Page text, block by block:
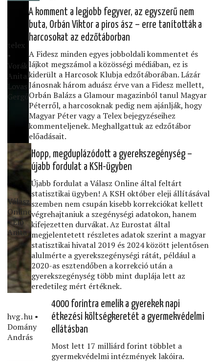
telex
•
Vorák
Anita,
Lovas
Gergő
A komment a legjobb fegyver, az egyszerű nem
buta, Orbán Viktor a piros ász – erre tanították a
harcosokat az edzőtáborban
A Fidesz minden egyes jobboldali kommentet és
lájkot megszámol a közösségi médiában, ez is
kiderült a Harcosok Klubja edzőtáborában. Lázár
Jánosnak három aduász érve van a Fidesz mellett,
Orbán Balázs a Glamour magazinból tanul Magyar
Péterről, a harcosoknak pedig nem ajánlják, hogy
Magyar Péter vagy a Telex bejegyzéseihez
kommenteljenek. Meghallgattuk az edzőtábor
előadásait.
Válasz
Online
• Élő
Anita
Hopp, megduplázódott a gyerekszegénység –
újabb fordulat a KSH-ügyben
Újabb fordulat a Válasz Online által feltárt
statisztikai ügyben! A KSH október eleji állításával
szemben nem csupán kisebb korrekciókat kellett
végrehajtaniuk a szegénységi adatokon, hanem
kifejezetten durvákat. Az Eurostat által
megjelentetett részletes adatok szerint a magyar
statisztikai hivatal 2019 és 2024 között jelentősen
alulmérte a gyerekszegénységi rátát, például a
2020-as esztendőben a korrekció után a
gyerekszegénység több mint duplája lett az
eredetileg mért értéknek.
hvg․hu •
Domány
András
4000 forintra emelik a gyerekek napi
étkezési költségkeretét a gyermekvédelmi
ellátásban
Most lett 17 milliárd forint többlet a
gyermekvédelmi intézmények lakóira.